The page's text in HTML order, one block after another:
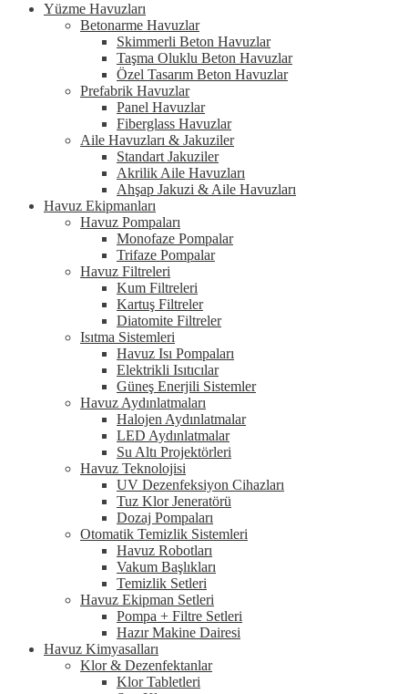
Yüzme Havuzları
Betonarme Havuzlar
Skimmerli Beton Havuzlar
Taşma Oluklu Beton Havuzlar
Özel Tasarım Beton Havuzlar
Prefabrik Havuzlar
Panel Havuzlar
Fiberglass Havuzlar
Aile Havuzları & Jakuziler
Standart Jakuziler
Akrilik Aile Havuzları
Ahşap Jakuzi & Aile Havuzları
Havuz Ekipmanları
Havuz Pompaları
Monofaze Pompalar
Trifaze Pompalar
Havuz Filtreleri
Kum Filtreleri
Kartuş Filtreler
Diatomite Filtreler
Isıtma Sistemleri
Havuz Isı Pompaları
Elektrikli Isıtıcılar
Güneş Enerjili Sistemler
Havuz Aydınlatmaları
Halojen Aydınlatmalar
LED Aydınlatmalar
Su Altı Projektörleri
Havuz Teknolojisi
UV Dezenfeksiyon Cihazları
Tuz Klor Jeneratörü
Dozaj Pompaları
Otomatik Temizlik Sistemleri
Havuz Robotları
Vakum Başlıkları
Temizlik Setleri
Havuz Ekipman Setleri
Pompa + Filtre Setleri
Hazır Makine Dairesi
Havuz Kimyasalları
Klor & Dezenfektanlar
Klor Tabletleri